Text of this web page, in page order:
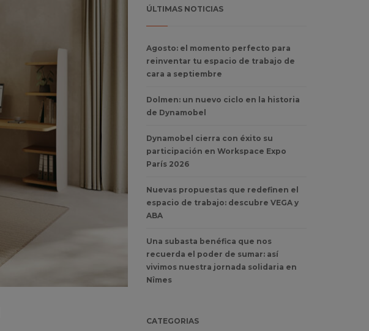
ÚLTIMAS NOTICIAS
Agosto: el momento perfecto para
reinventar tu espacio de trabajo de
cara a septiembre
Dolmen: un nuevo ciclo en la historia
de Dynamobel
Dynamobel cierra con éxito su
participación en Workspace Expo
París 2026
Nuevas propuestas que redefinen el
espacio de trabajo: descubre VEGA y
ABA
Una subasta benéfica que nos
recuerda el poder de sumar: así
vivimos nuestra jornada solidaria en
Nîmes
CATEGORIAS